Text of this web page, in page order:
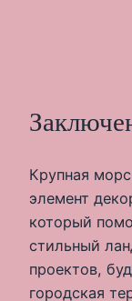
Крупная
элемент
который
стильный
проектов,
городская